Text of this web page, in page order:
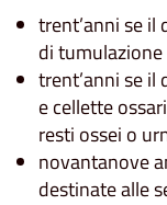
trent’anni se il
di
trent’anni se il
e cellette
resti ossei o
novantanove
destinate alle